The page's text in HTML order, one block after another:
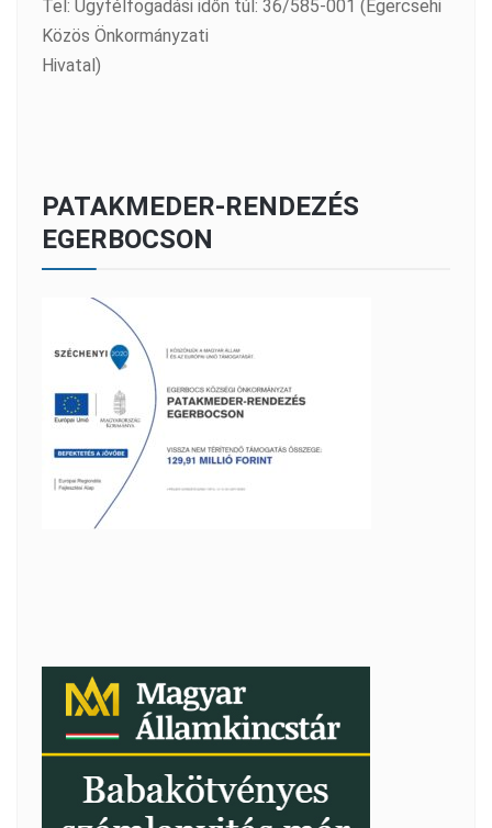
Tel: Ügyfélfogadási időn túl: 36/585-001 (Egercsehi
Közös Önkormányzati
Hivatal)
PATAKMEDER-RENDEZÉS
EGERBOCSON